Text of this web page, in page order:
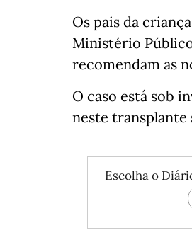
Os pais da
Ministério
recomendam as
O caso está sob
neste transplante
Escolha o